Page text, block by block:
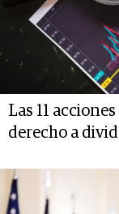
Las 11
derecho a